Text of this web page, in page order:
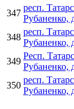
347
респ.
Рубаненко,
348
респ.
Рубаненко,
349
Респ.
Рубаненко,
350
респ.
Рубаненко,